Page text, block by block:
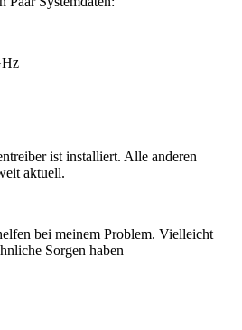
ist installiert. Alle anderen
aktuell.
bei meinem Problem. Vielleicht
Sorgen haben